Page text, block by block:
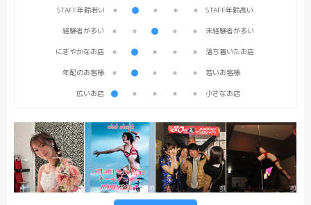
STAFF年齢若い STAFF年齢高い
経験者が多い 未経験者が多い
にぎやかなお店 落ち着いたお店
年配のお客様 若いお客様
広いお店 小さなお店